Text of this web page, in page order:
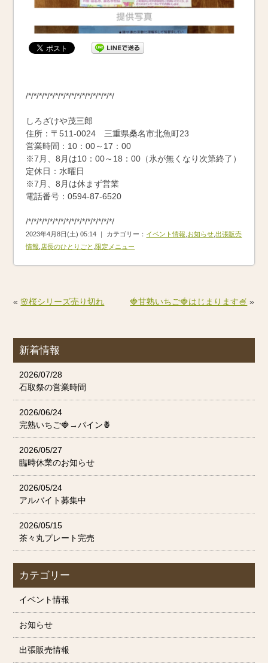
/*/*/*/*/*/*/*/*/*/*/*/*/*/*/*/*/
しろざけや茂三郎
住所：〒511-0024 三重県桑名市北魚町23
営業時間：10：00～17：00
※7月、8月は10：00～18：00（氷が無くなり次第終了）
定休日：水曜日
※7月、8月は休まず営業
電話番号：0594-87-6520
/*/*/*/*/*/*/*/*/*/*/*/*/*/*/*/*/
2023年4月8日(土) 05:14 ｜ カテゴリー： イベント情報 お知らせ ,出張販売
情報 店長のひとりごと ,限定メニュー
«🌸桜シリーズ売り切れ 🍓甘熟いちご🍓はじまります🍧 »
新着情報
2026/07/28
石取祭の営業時間
2026/06/24
完熟いちご🍓→パイン🍍
2026/05/27
臨時休業のお知らせ
2026/05/24
アルバイト募集中
2026/05/15
茶々丸プレート完売
カテゴリー
イベント情報
お知らせ
出張販売情報